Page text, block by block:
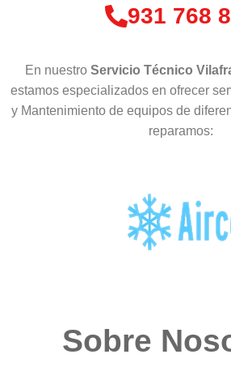
931 768
En nuestro Servicio Técnico
estamos especializados en ofrecer
y Mantenimiento de equipos de
reparamos:
Sobre